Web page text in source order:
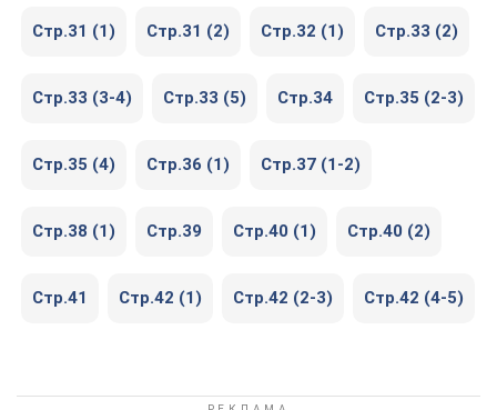
Стр.31 (1) Стр.31 (2) Стр.32 (1) Стр.33 (2)
Стр.33 (3-4) Стр.33 (5) Стр.34 Стр.35 (2-3)
Стр.35 (4) Стр.36 (1) Стр.37 (1-2)
Стр.38 (1) Стр.39 Стр.40 (1) Стр.40 (2)
Стр.41 Стр.42 (1) Стр.42 (2-3) Стр.42 (4-5)